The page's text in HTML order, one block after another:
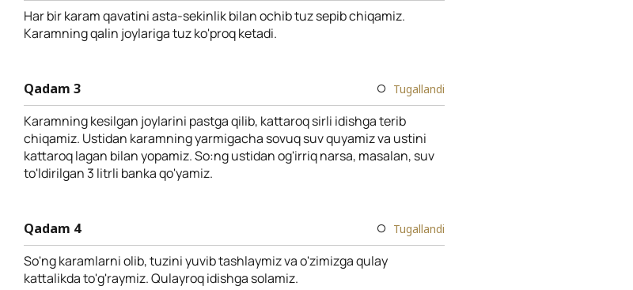
Har bir karam qavatini asta-sekinlik bilan ochib tuz sepib chiqamiz.
Karamning qalin joylariga tuz ko'proq ketadi.
Qadam 3 Tugallandi
Karamning kesilgan joylarini pastga qilib, kattaroq sirli idishga terib
chiqamiz. Ustidan karamning yarmigacha sovuq suv quyamiz va ustini
kattaroq lagan bilan yopamiz. So:ng ustidan og'irriq narsa, masalan, suv
to'ldirilgan 3 litrli banka qo'yamiz.
Qadam 4 Tugallandi
So'ng karamlarni olib, tuzini yuvib tashlaymiz va o'zimizga qulay
kattalikda to'g'raymiz. Qulayroq idishga solamiz.